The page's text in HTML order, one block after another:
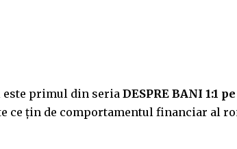
este primul din seria DESPRE BANI 1:1
ce țin de comportamentul financiar al